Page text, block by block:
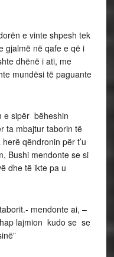
e vinte shpesh tek
gjalmë në qafe e që i
dhënë i ati, me
mundësi të paguante
e sipër bëheshin
ta mbajtur taborin të
qëndronin për t’u
Bushi mendonte se si
dhe të ikte pa u
mendonte ai, –
lajmion kudo se se